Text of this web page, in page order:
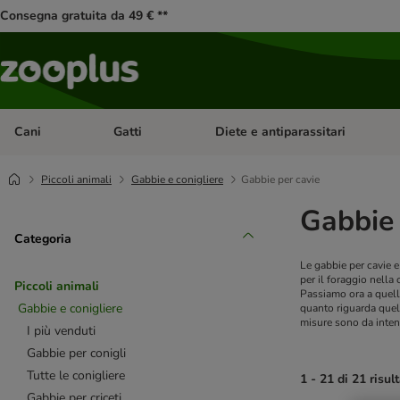
Consegna gratuita da 49 € **
Cani Apri Menu Categoria: Cani
Gatti Apri Menu Categoria: Gatti
Diete e antiparassitari
Piccoli animali Gabbie e conigliere Gabbie per cavie
Categoria
Piccoli animali
Gabbie e conigliere
I più venduti
Gabbie per conigli
Tutte le conigliere
Le gabbie per cavie
per il foraggio nella
Passiamo ora a
quanto riguarda
misure sono da
1 - 21 di 21